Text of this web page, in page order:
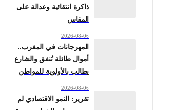
ذاكرة انتقائية وعدالة على
المقاس
2026-08-06
المهرجانات في المغرب..
أموال طائلة تُنفق والشارع
يطالب بالأولوية للمواطن
2026-08-06
تقرير: النمو الاقتصادي لم